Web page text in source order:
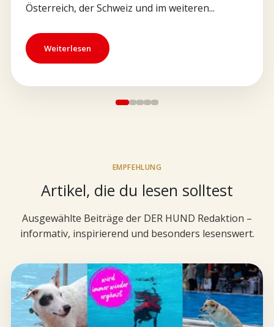
Österreich, der Schweiz und im weiteren...
Weiterlesen
EMPFEHLUNG
Artikel, die du lesen solltest
Ausgewählte Beiträge der DER HUND Redaktion –
informativ, inspirierend und besonders lesenswert.